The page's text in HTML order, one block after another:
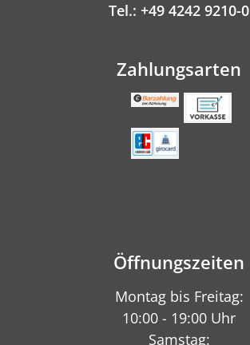
Tel.: +49 4242 9210-0
Zahlungsarten
Öffnungszeiten
Montag bis Freitag:
10:00 - 19:00 Uhr
Samstag: